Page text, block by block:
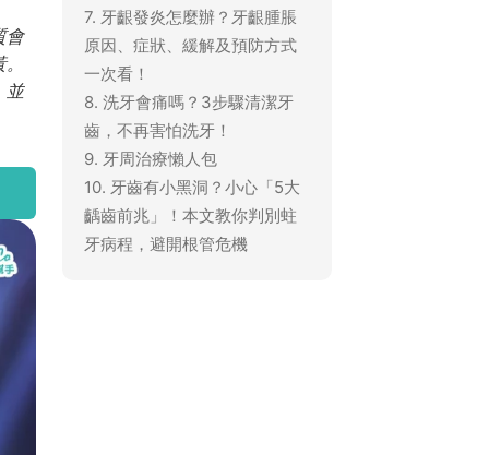
會
並
7. 牙齦發炎怎麼辦？牙齦腫脹
原因、症狀、緩解及預防方式
一次看！
8. 洗牙會痛嗎？3步驟清潔牙
齒，不再害怕洗牙！
9. 牙周治療懶人包
10. 牙齒有小黑洞？小心「5大
齲齒前兆」！本文教你判別蛀
牙病程，避開根管危機